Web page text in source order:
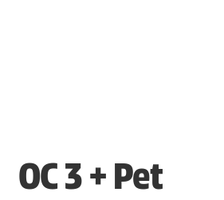
OC 3 + Pet